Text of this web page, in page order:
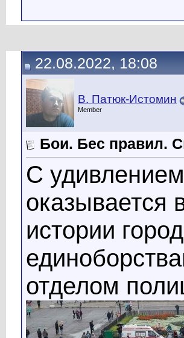
22.08.2022, 18:08
В. Патюк-Истомин
Member
Бои. Бес правил.
С
оказывается
истории
отделом